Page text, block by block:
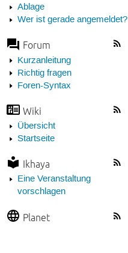
Ablage
Wer ist gerade angemeldet?
Forum
Kurzanleitung
Richtig fragen
Foren-Syntax
Wiki
Übersicht
Startseite
Ikhaya
Eine Veranstaltung
vorschlagen
Planet